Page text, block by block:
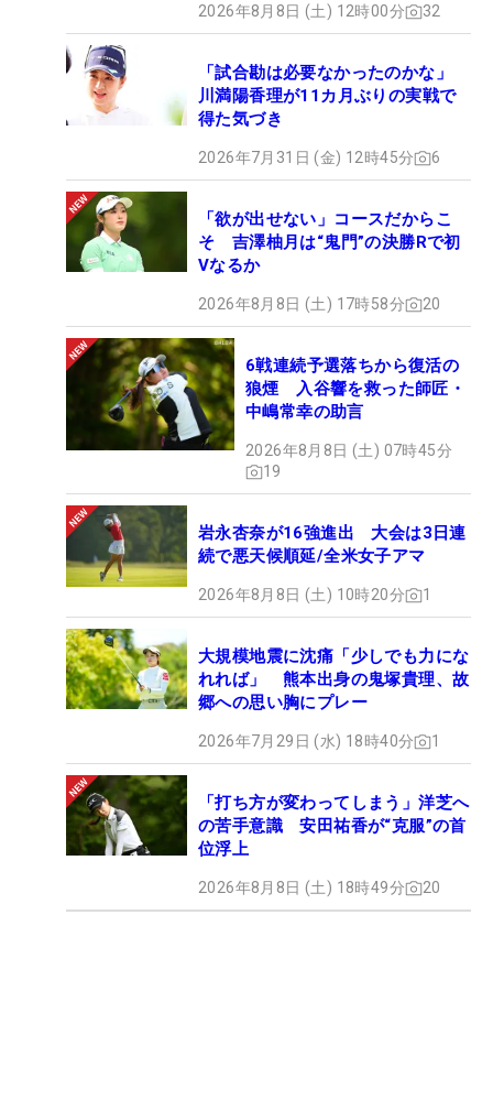
2026年8月8日 (土) 12時00分 32
「試合勘は必要なかったのかな」
川満陽香理が11カ月ぶりの実戦で
得た気づき
2026年7月31日 (金) 12時45分 6
「欲が出せない」コースだからこ
そ 吉澤柚月は“鬼門”の決勝Rで初
Vなるか
2026年8月8日 (土) 17時58分 20
6戦連続予選落ちから復活の
狼煙 入谷響を救った師匠・
中嶋常幸の助言
2026年8月8日 (土) 07時45分
19
岩永杏奈が16強進出 大会は3日連
続で悪天候順延/全米女子アマ
2026年8月8日 (土) 10時20分 1
大規模地震に沈痛「少しでも力にな
れれば」 熊本出身の鬼塚貴理、故
郷への思い胸にプレー
2026年7月29日 (水) 18時40分 1
「打ち方が変わってしまう」洋芝へ
の苦手意識 安田祐香が“克服”の首
位浮上
2026年8月8日 (土) 18時49分 20